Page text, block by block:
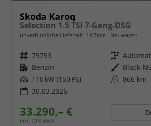
Skoda Karoq
Selection 1.5 TSI 7-Gang-DSG
unverbindliche Lieferzeit: 14 Tage Neuwagen
Fahrzeugnr. 79753 Getriebe
Kraftstoff Benzin Außenfarbe Black-
Leistung 110 kW (150 PS) Kilometerstand 866 km
30.03.2026
33.290,– €
incl. 19% MwSt.